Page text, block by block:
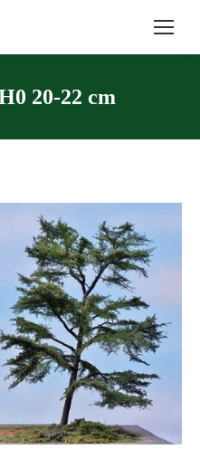
20-22 cm